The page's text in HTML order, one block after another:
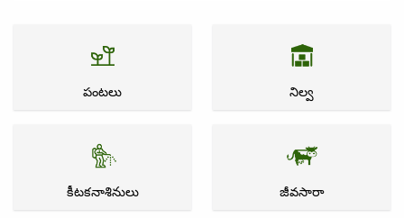
పంటలు నిల్వ
కీటకనాశినులు జీవసారా